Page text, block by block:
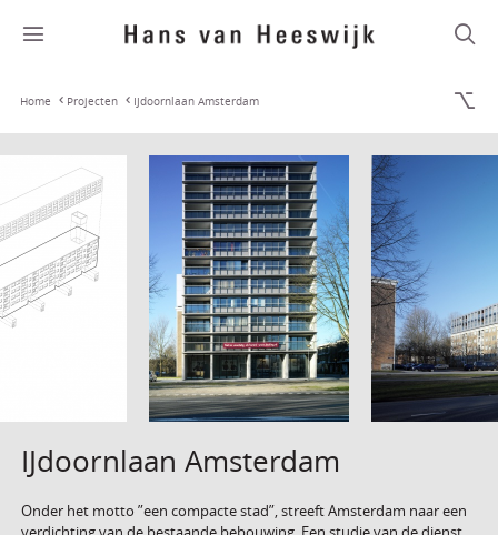
Home Projecten IJdoornlaan Amsterdam
IJdoornlaan Amsterdam
Onder het motto ”een compacte stad”, streeft Amsterdam naar een